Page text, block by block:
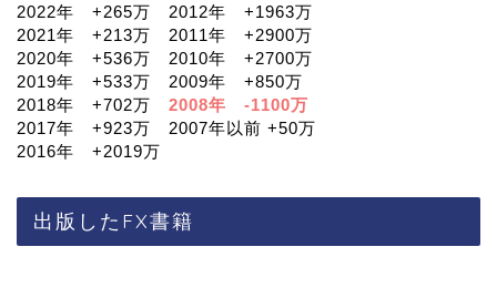
2022年 +265万 2012年 +1963万
2021年 +213万 2011年 +2900万
2020年 +536万 2010年 +2700万
2019年 +533万 2009年 +850万
2018年 +702万 2008年 -1100万
2017年 +923万 2007年以前 +50万
2016年 +2019万
出版したFX書籍